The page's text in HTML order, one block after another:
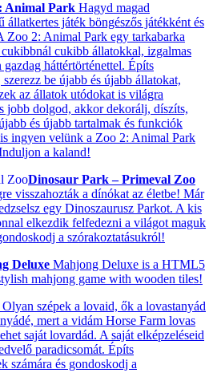
Animal Park Hagyd magad
állatkertes játék böngészős játékként és
Zoo 2: Animal Park egy tarkabarka
cukibb állatokkal, izgalmas
háttértörténettel. Építs
be újabb és újabb állatokat,
az állatok utódokat is világra
jobb dolgod, akkor dekorálj, díszíts,
és újabb tartalmak és funkciók
ingyen velünk a Zoo 2: Animal Park
a kaland!
Dinosaur Park – Primeval Zoo
visszahozták a dínókat az életbe! Már
egy Dinoszaurusz Parkot. A kis
elkezdik felfedezni a világot maguk
a szórakoztatásukról!
Deluxe Mahjong Deluxe is a HTML5
mahjong game with wooden tiles!
Olyan szépek a lovaid, ők a lovastanyád
mert a vidám Horse Farm lovas
saját lovardád. A saját elképzeléseid
paradicsomát. Építs
számára és gondoskodj a